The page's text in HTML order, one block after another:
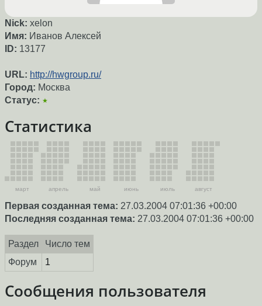
Nick: xelon
Имя: Иванов Алексей
ID: 13177
URL: http://hwgroup.ru/
Город: Москва
Статус: ★
Статистика
март апрель май июнь июль август
Первая созданная тема: 27.03.2004 07:01:36 +00:00
Последняя созданная тема: 27.03.2004 07:01:36 +00:00
Раздел
Число тем
Форум
1
Сообщения пользователя